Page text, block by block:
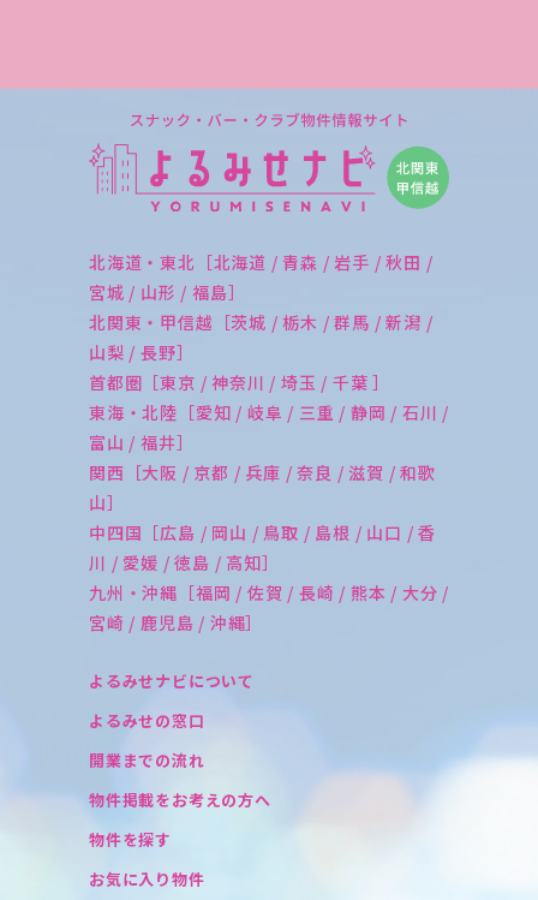
北海道・東北［北海道 / 青森 / 岩手 / 秋田 /
宮城 / 山形 / 福島］
北関東・甲信越［茨城 / 栃木 / 群馬 / 新潟 /
山梨 / 長野］
首都圏［東京 / 神奈川 / 埼玉 / 千葉 ］
東海・北陸［愛知 / 岐阜 / 三重 / 静岡 / 石川 /
富山 / 福井］
関西［大阪 / 京都 / 兵庫 / 奈良 / 滋賀 / 和歌
山］
中四国［広島 / 岡山 / 鳥取 / 島根 / 山口 / 香
川 / 愛媛 / 徳島 / 高知］
九州・沖縄［福岡 / 佐賀 / 長崎 / 熊本 / 大分 /
宮崎 / 鹿児島 / 沖縄］
よるみせナビについて
よるみせの窓口
開業までの流れ
物件掲載をお考えの方へ
物件を探す
お気に入り物件